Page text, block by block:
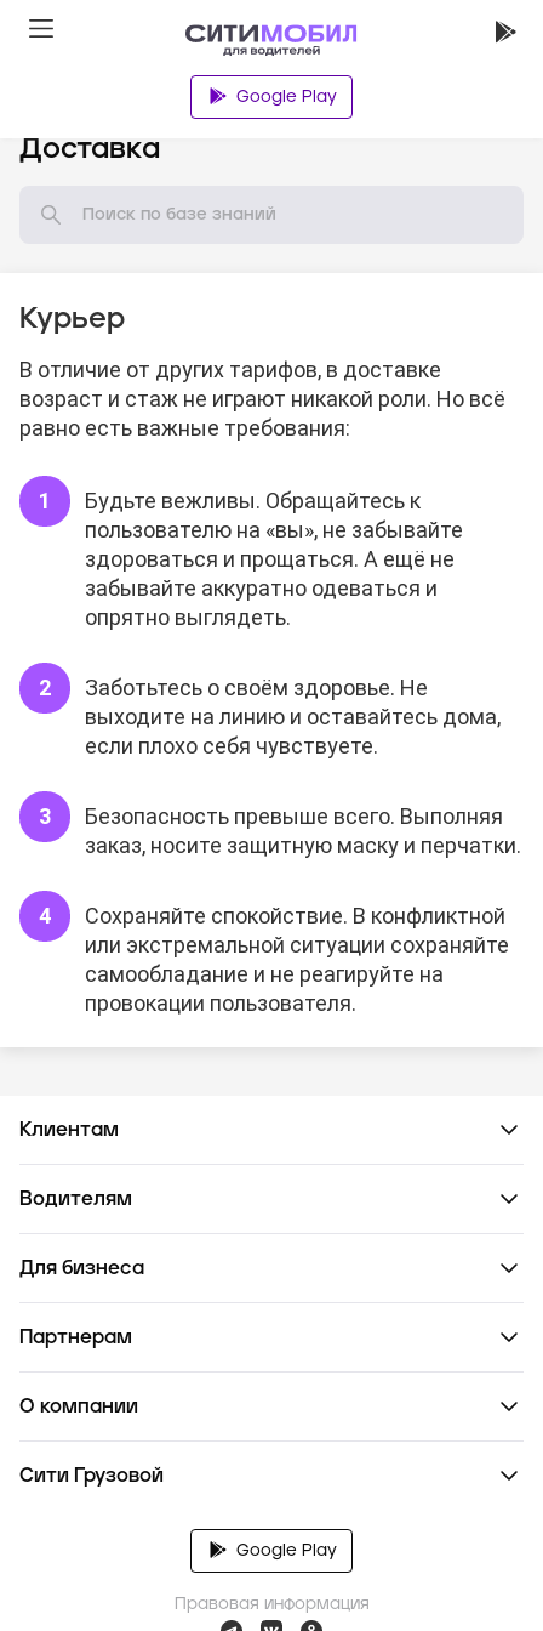
Google Play
Доставка
Курьер
В отличие от других тарифов, в доставке
возраст и стаж не играют никакой роли. Но всё
равно есть важные требования:
Будьте вежливы. Обращайтесь к
пользователю на «вы», не забывайте
здороваться и прощаться. А ещё не
забывайте аккуратно одеваться и
опрятно выглядеть.
Заботьтесь о своём здоровье. Не
выходите на линию и оставайтесь дома,
если плохо себя чувствуете.
Безопасность превыше всего. Выполняя
заказ, носите защитную маску и перчатки.
Сохраняйте спокойствие. В конфликтной
или экстремальной ситуации сохраняйте
самообладание и не реагируйте на
провокации пользователя.
Клиентам
Водителям
Для бизнеса
Партнерам
О компании
Сити Грузовой
Google Play
Правовая информация